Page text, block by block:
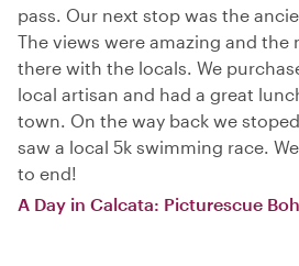
pass. Our next stop was the
The views were amazing and the
there with the locals. We
local artisan and had a great
town. On the way back we
saw a local 5k swimming race.
to end!
A Day in Calcata: Picturescue